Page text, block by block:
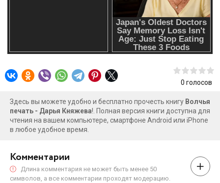
0 голосов
Здесь вы можете удобно и бесплатно прочесть книгу Волчья
печать - Дарья Княжева!. Полная версия книги доступна для
чтения на вашем компьютере, смартфоне Android или iPhone
в любое удобное время.
Комментарии
Длина комментария не может быть менее 50
символов, а все комментарии проходят модерацию.